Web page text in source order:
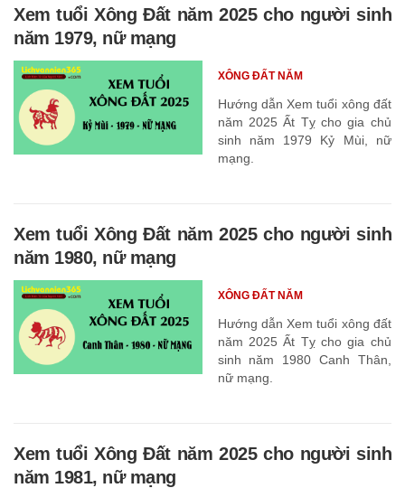
Xem tuổi Xông Đất năm 2025 cho người sinh
năm 1979, nữ mạng
Hướng dẫn Xem tuổi xông đất
năm 2025 Ất Tỵ cho gia chủ
sinh năm 1979 Kỷ Mùi, nữ
mạng.
XÔNG ĐẤT NĂM
Xem tuổi Xông Đất năm 2025 cho người sinh
năm 1980, nữ mạng
Hướng dẫn Xem tuổi xông đất
năm 2025 Ất Tỵ cho gia chủ
sinh năm 1980 Canh Thân,
nữ mạng.
XÔNG ĐẤT NĂM
Xem tuổi Xông Đất năm 2025 cho người sinh
năm 1981, nữ mạng